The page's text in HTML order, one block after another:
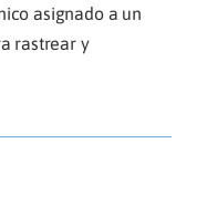
asignado a un
rastrear y